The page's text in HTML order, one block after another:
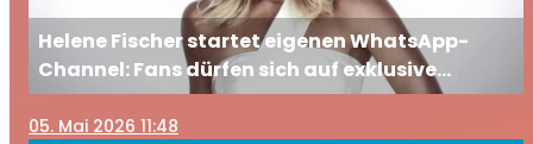
Helene Fischer startet eigenen WhatsApp-
Channel: Fans dürfen sich auf exklusive
Einblicke freuen
05. Mai 2026 11:48